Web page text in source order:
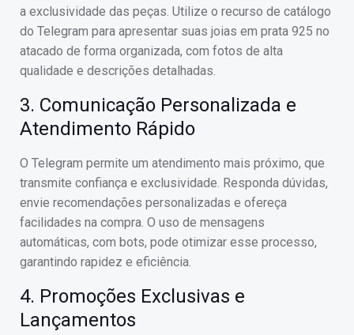
a exclusividade das peças. Utilize o recurso de catálogo
do Telegram para apresentar suas joias em prata 925 no
atacado de forma organizada, com fotos de alta
qualidade e descrições detalhadas.
3. Comunicação Personalizada e
Atendimento Rápido
O Telegram permite um atendimento mais próximo, que
transmite confiança e exclusividade. Responda dúvidas,
envie recomendações personalizadas e ofereça
facilidades na compra. O uso de mensagens
automáticas, com bots, pode otimizar esse processo,
garantindo rapidez e eficiência.
4. Promoções Exclusivas e
Lançamentos